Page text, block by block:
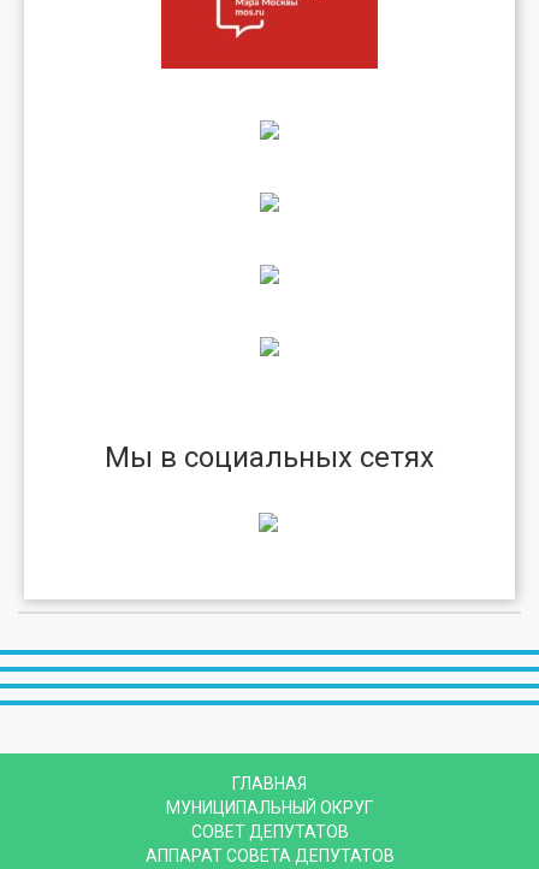
Мы в социальных сетях
ГЛАВНАЯ
МУНИЦИПАЛЬНЫЙ ОКРУГ
СОВЕТ ДЕПУТАТОВ
АППАРАТ СОВЕТА ДЕПУТАТОВ